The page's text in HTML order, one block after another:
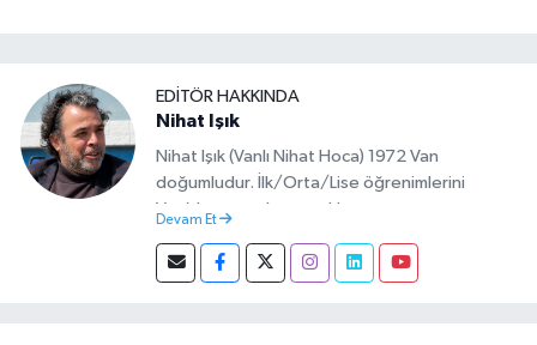
EDITÖR HAKKINDA
Nihat Işık
Nihat Işık (Vanlı Nihat Hoca) 1972 Van
doğumludur. İlk/Orta/Lise öğrenimlerini
Van’da tamamlamıştır. Hacettepe mezunu
başlamıştır. Asteğmen olarak yaptığı vatani
görevi dönüşü Van Sosyal Hizmetler İl
Devam Et